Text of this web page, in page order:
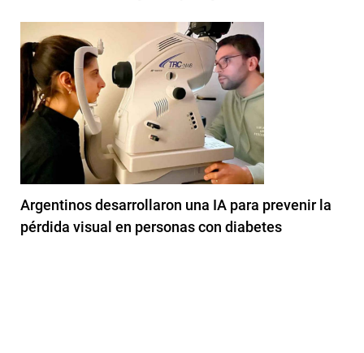
Argentinos desarrollaron una IA para prevenir la
pérdida visual en personas con diabetes